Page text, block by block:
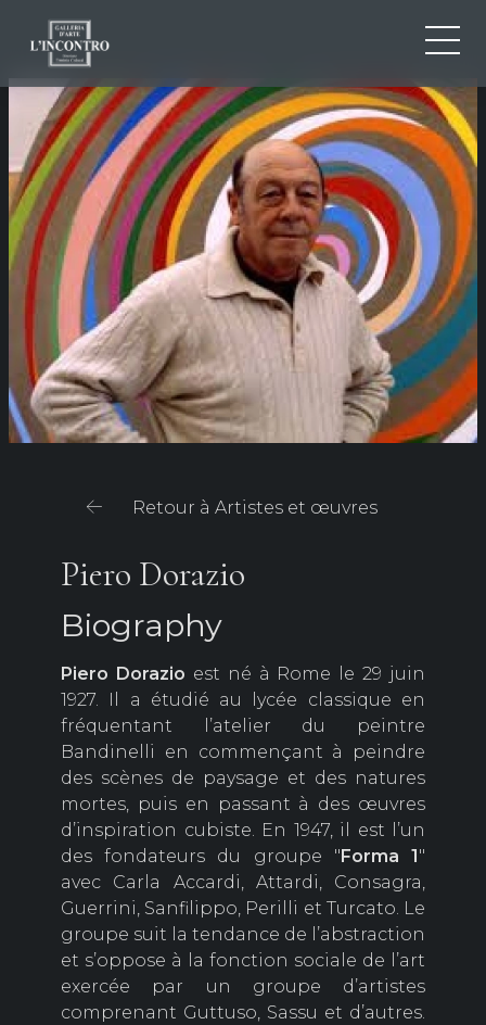
IT
EN
FR
QUI SOMMES-NOU
NEWS ED EVENTS
ARTISTES ET ŒUVRES
EXPOSITIONS
CONTACTS
Retour à Artistes et œuvres
Piero Dorazio
Biography
Piero Dorazio est né à Rome le 29 juin
1927. Il a étudié au lycée classique en
fréquentant l’atelier du peintre
Bandinelli en commençant à peindre
des scènes de paysage et des natures
mortes, puis en passant à des œuvres
d’inspiration cubiste. En 1947, il est l’un
des fondateurs du groupe " Forma 1 "
avec Carla Accardi, Attardi, Consagra,
Guerrini, Sanfilippo, Perilli et Turcato. Le
groupe suit la tendance de l’abstraction
et s’oppose à la fonction sociale de l’art
exercée par un groupe d’artistes
comprenant Guttuso, Sassu et d’autres.